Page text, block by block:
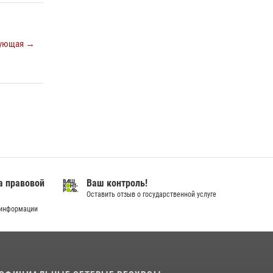
→
13 июля 2026, 11:47 2
правовой
Ваш контроль!
Оставить отзыв о государственной услуге